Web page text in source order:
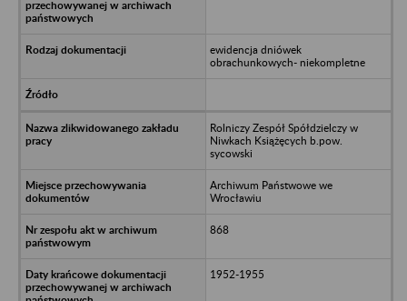
ewidencja dniówek
obrachunkowych- niekompletne
Rolniczy Zespół Spółdzielczy w
Niwkach Książęcych b.pow.
sycowski
Archiwum Państwowe we
Wrocławiu
868
1952-1955